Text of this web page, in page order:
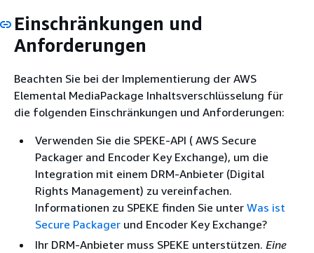
Einschränkungen und
Anforderungen
Beachten Sie bei der Implementierung der AWS
Elemental MediaPackage Inhaltsverschlüsselung für
die folgenden Einschränkungen und Anforderungen:
Verwenden Sie die SPEKE-API ( AWS Secure
Packager and Encoder Key Exchange), um die
Integration mit einem DRM-Anbieter (Digital
Rights Management) zu vereinfachen.
Informationen zu SPEKE finden Sie unter Was ist
Secure Packager und Encoder Key Exchange?
Ihr DRM-Anbieter muss SPEKE unterstützen. Eine